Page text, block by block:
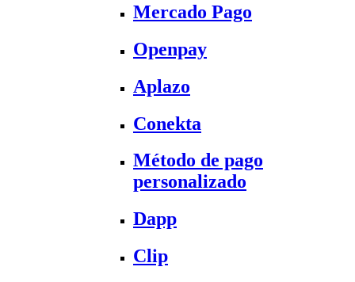
Mercado Pago
Openpay
Aplazo
Conekta
Método de pago
personalizado
Dapp
Clip